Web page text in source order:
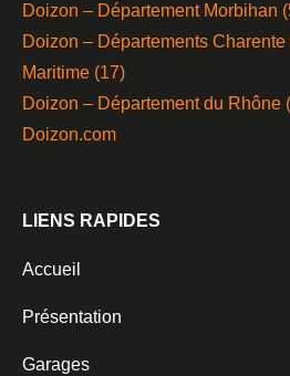
Doizon – Département Morbihan
Doizon – Départements
Maritime (17)
Doizon – Département du Rhône
Doizon.com
LIENS RAPIDES
Accueil
Présentation
Garages